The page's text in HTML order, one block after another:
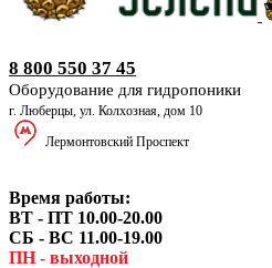
8 800 550 37 45
Оборудование для гидропоники
г. Люберцы, ул. Колхозная, дом 10
Лермонтовский Проспект
Время работы:
ВТ - ПТ 10.00-20.00
СБ - ВС 11.00-19.00
ПН - выходной